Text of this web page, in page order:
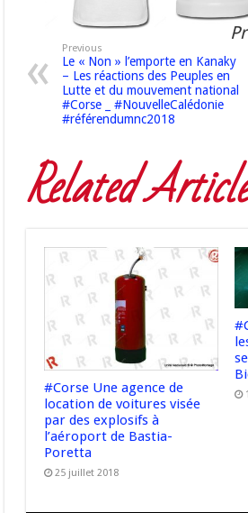
Previous
Le « Non » l’emporte en Kanaky
– Les réactions des Peuples en
Lutte et du mouvement national
#Corse _ #NouvelleCalédonie
#référendumnc2018
Related
#Corse Une agence de
location de voitures visée
par des explosifs à
l’aéroport de Bastia-
Poretta
25 juillet 2018